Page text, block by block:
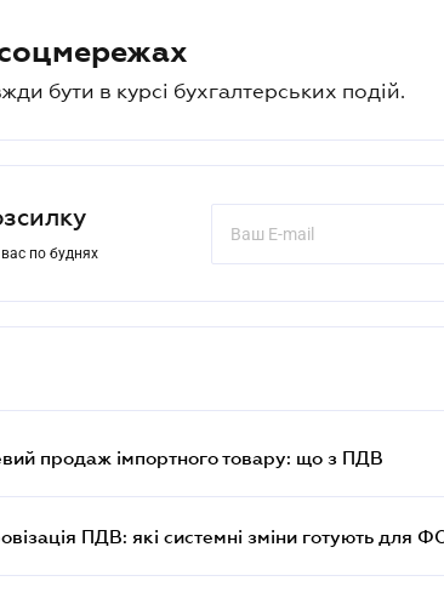
бути в курсі бухгалтерських подій.
вас по буднях
продаж імпортного товару: що з ПДВ
ПДВ: які системні зміни готують для